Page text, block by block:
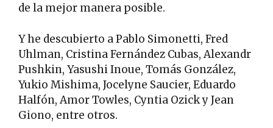
de la mejor manera posible.
Y he descubierto a Pablo Simonetti, Fred
Uhlman, Cristina Fernández Cubas, Alexandr
Pushkin, Yasushi Inoue, Tomás González,
Yukio Mishima, Jocelyne Saucier, Eduardo
Halfón, Amor Towles, Cyntia Ozick y Jean
Giono, entre otros.